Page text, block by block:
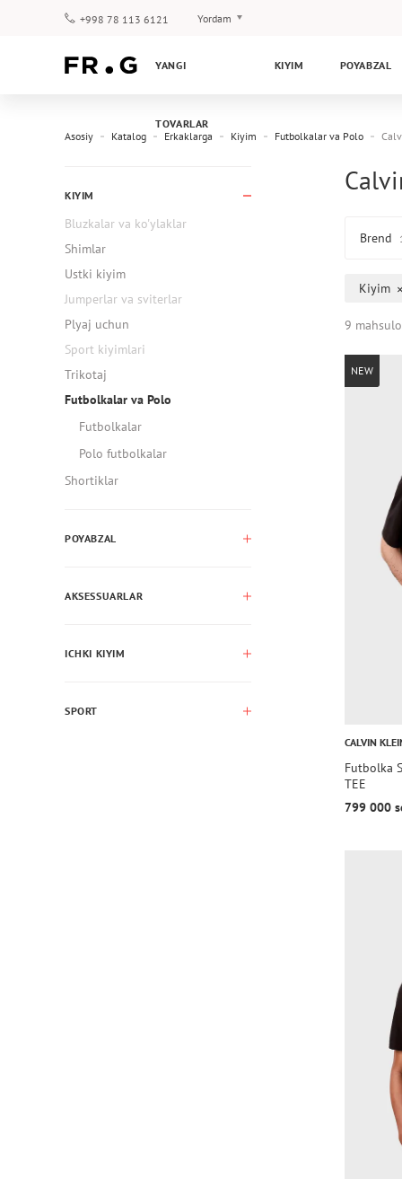
+998 78 113 6121 Yordam
Kafolat
YANGI
TOVARLAR
KIYIM POYABZAL
Asosiy Katalog Erkaklarga Kiyim Futbolkalar va Polo
KIYIM
Bluzkalar va ko'ylaklar
Shimlar
Ustki kiyim
Jumperlar va sviterlar
Plyaj uchun
Sport kiyimlari
Trikotaj
Futbolkalar va Polo
Futbolkalar
Polo futbolkalar
Shortiklar
POYABZAL
AKSESSUARLAR
ICHKI KIYIM
SPORT
Brend
Kiyim
9
NEW
CALVIN
Futbolka
TEE
799 000